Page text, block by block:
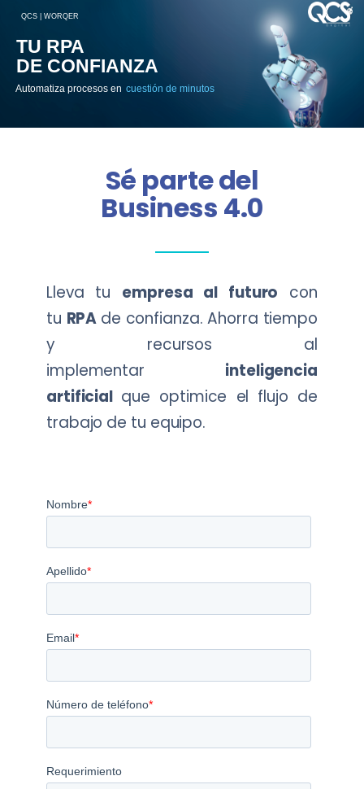
QCS | WORQER
cuestión de minutos
Automatiza procesos en
TU RPA
DE CONFIANZA
Sé parte del
Business 4.0
Lleva tu empresa al futuro con
tu RPA de confianza. Ahorra tiempo
y recursos al
implementar inteligencia
artificial que optimice el flujo de
trabajo de tu equipo.